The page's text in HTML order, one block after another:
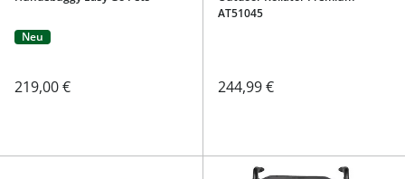
Neu
219,00 €
AT51045
244,99 €